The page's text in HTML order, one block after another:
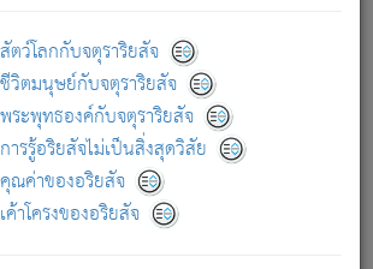
ว์โลกกับจตุราริยสัจ
วิตมนุษย์กับจตุราริยสัจ
ะพุทธองค์กับจตุราริยสัจ
รรู้อริยสัจไม่เป็นสิ่งสุดวิสัย
ณค่าของอริยสัจ
าโครงของอริยสัจ
งนักในสิ่งใด สิ่งนั้นเป็นภัย (ที่เขาไม่รู้จัก)
นั้นเป็นทุกข์
บุคคลย่อมประพฤติ ก็เพื่อการละขาดซึ่ง
มณ์เหล่าใด กล่าวความหลุดพ้นจากภพว่า
กล่าวว่า สมณะหรือพราหมณ์ทั้งปวงนั้น
พ.